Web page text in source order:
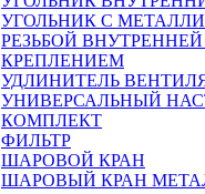
УГОЛЬНИК С
РЕЗЬБОЙ
КРЕПЛЕНИЕМ
УДЛИНИТЕЛЬ
УНИВЕРСАЛЬНЫЙ
КОМПЛЕКТ
ФИЛЬТР
ШАРОВОЙ КРАН
ШАРОВЫЙ КРАН